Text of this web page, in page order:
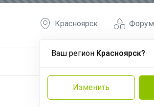
Форум
Красноярск
Ваш регион Красноярск?
Изменить